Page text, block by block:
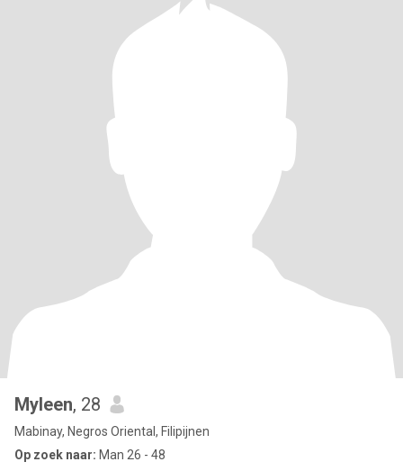
Myleen, 28
Mabinay, Negros Oriental, Filipijnen
Op zoek naar: Man 26 - 48